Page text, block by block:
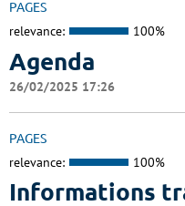
PAGES
relevance: 100%
Agenda
26/02/2025 17:26
PAGES
relevance: 100%
Informations